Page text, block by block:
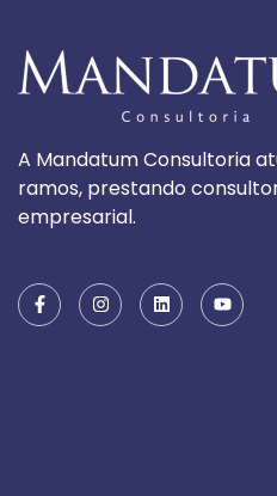
A Mandatum Consultoria
ramos, prestando
empresarial.